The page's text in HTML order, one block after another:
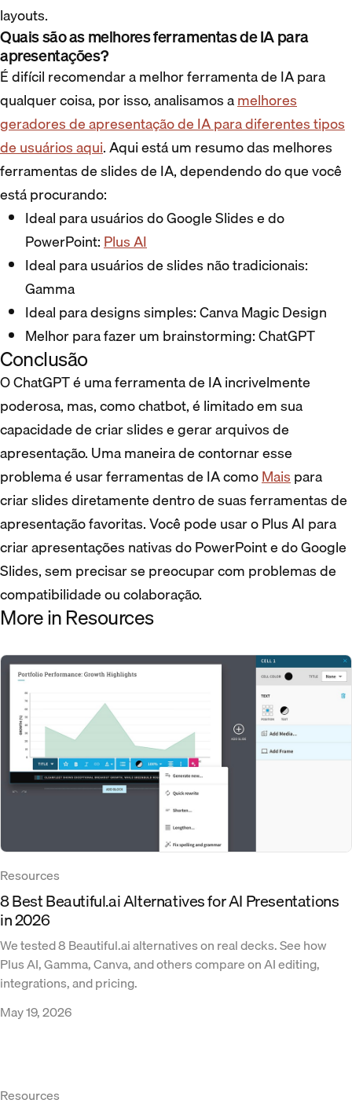
layouts.
Quais são as melhores ferramentas de IA para
apresentações?
É difícil recomendar a melhor ferramenta de IA para
qualquer coisa, por isso, analisamos amelhores
geradores de apresentação de IA para diferentes tipos
de usuários aqui. Aqui está um resumo das melhores
ferramentas de slides de IA, dependendo do que você
está procurando:
Ideal para usuários do Google Slides e do
PowerPoint:Plus AI
Ideal para usuários de slides não tradicionais:
Gamma
Ideal para designs simples: Canva Magic Design
Melhor para fazer um brainstorming: ChatGPT
Conclusão
O ChatGPT é uma ferramenta de IA incrivelmente
poderosa, mas, como chatbot, é limitado em sua
capacidade de criar slides e gerar arquivos de
apresentação. Uma maneira de contornar esse
problema é usar ferramentas de IA comoMaispara
criar slides diretamente dentro de suas ferramentas de
apresentação favoritas. Você pode usar o Plus AI para
criar apresentações nativas do PowerPoint e do Google
Slides, sem precisar se preocupar com problemas de
compatibilidade ou colaboração.
More in Resources
Resources
8 Best Beautiful.ai Alternatives for AI Presentations
in 2026
We tested 8 Beautiful.ai alternatives on real decks. See how
Plus AI, Gamma, Canva, and others compare on AI editing,
integrations, and pricing.
May 19, 2026
Resources